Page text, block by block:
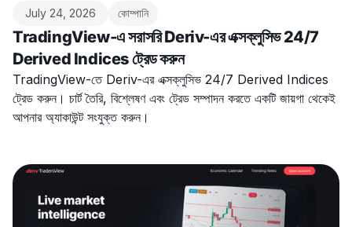
July 24, 2026 কোম্পানি
TradingView-এ সরাসরি Deriv-এর এক্সক্লুসিভ 24/7
Derived Indices ট্রেড করুন
TradingView-তে Deriv-এর এক্সক্লুসিভ 24/7 Derived Indices
ট্রেড করুন। চার্ট তৈরি, বিশ্লেষণ এবং ট্রেড সম্পাদন করতে একটি জায়গা থেকেই
আপনার অ্যাকাউন্ট সংযুক্ত করুন।